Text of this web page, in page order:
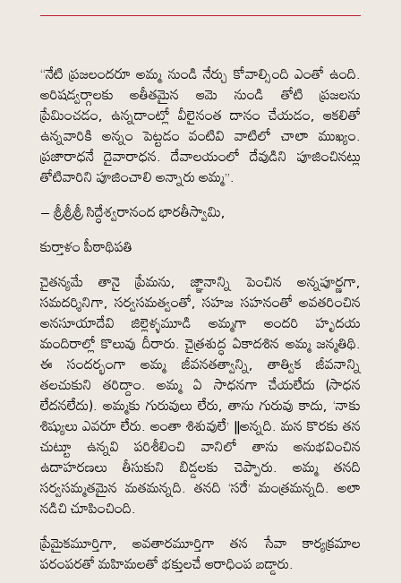
“నేటి ప్రజలందరూ అమ్మ నుండి నేర్చు కోవాల్సింది ఎంతో ఉంది.
అరిషడ్వర్గాలకు అతీతమైన ఆమె నుండి తోటి ప్రజలను
ప్రేమించడం, ఉన్నదాంట్లో వీలైనంత దానం చేయడం, ఆకలితో
ఉన్నవారికి అన్నం పెట్టడం వంటివి వాటిలో చాలా ముఖ్యం.
ప్రజారాధనే దైవారాధన. దేవాలయంలో దేవుడిని పూజించినట్లు
తోటివారిని పూజించాలి అన్నారు అమ్మ”.
– శ్రీశ్రీశ్రీ సిద్ధేశ్వరానంద భారతీస్వామి,
కుర్తాళం పీఠాథిపతి
చైతన్యమే తానై ప్రేమను, జ్ఞానాన్ని పెంచిన అన్నపూర్ణగా,
సమదర్శినిగా, సర్వసమత్వంతో, సహజ సహనంతో అవతరించిన
అనసూయాదేవి జిల్లెళ్ళమూడి అమ్మగా అందరి హృదయ
మందిరాల్లో కొలువు దీరారు. చైత్రశుద్ధ ఏకాదశిన అమ్మ జన్మతిథి.
ఈ సందర్భంగా అమ్మ జీవనతత్వాన్ని, తాత్విక జీవనాన్ని
తలచుకుని తరిద్దాం. అమ్మ ఏ సాధనగా చేయలేదు (సాధన
లేదనలేదు). అమ్మకు గురువులు లేరు, తాను గురువు కాదు, ‘నాకు
శిష్యులు ఎవరూ లేరు. అంతా శిశువులే’ ||అన్నది. మన కొరకు తన
చుట్టూ ఉన్నవి పరిశీలించి వానిలో తాను అనుభవించిన
ఉదాహరణలు తీసుకుని బిడ్డలకు చెప్పారు. అమ్మ తనది
సర్వసమ్మతమైన మతమన్నది. తనది ‘సరే’ మంత్రమన్నది. అలా
నడిచి చూపించింది.
ప్రేమైకమూర్తిగా, అవతారమూర్తిగా తన సేవా కార్యక్రమాల
పరంపరతో మహిమలతో భక్తులచే ఆరాధింప బడ్డారు.